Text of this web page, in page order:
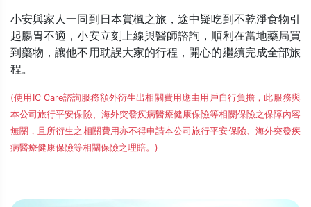
小安與家人一同到日本賞楓之旅，途中疑吃到不乾淨食物引
起腸胃不適，小安立刻上線與醫師諮詢，順利在當地藥局買
到藥物，讓他不用耽誤大家的行程，開心的繼續完成全部旅
程。
(使用IC Care諮詢服務額外衍生出相關費用應由用戶自行負擔，此服務與
本公司旅行平安保險、海外突發疾病醫療健康保險等相關保險之保障內容
無關，且所衍生之相關費用亦不得申請本公司旅行平安保險、海外突發疾
病醫療健康保險等相關保險之理賠。)